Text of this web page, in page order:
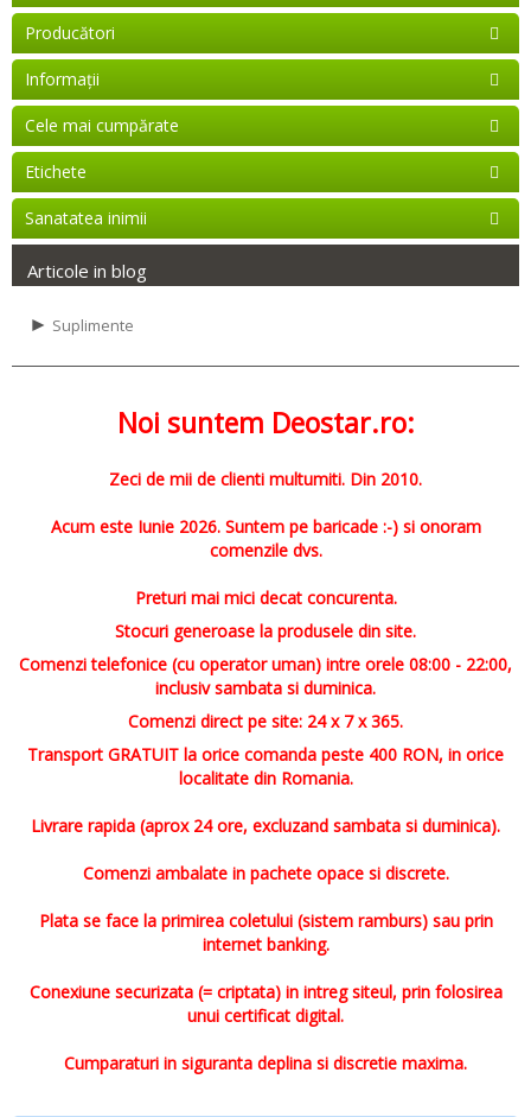
Producători
Informaţii
Cele mai cumpărate
Etichete
Sanatatea inimii
Articole in blog
► Suplimente
Noi suntem Deostar.ro:
Zeci de mii de clienti multumiti. Din 2010.
Acum este Iunie 2026. Suntem pe baricade :-) si onoram
comenzile dvs.
Preturi mai mici decat concurenta.
Stocuri generoase la produsele din site.
Comenzi telefonice (cu operator uman) intre orele 08:00 - 22:00,
inclusiv sambata si duminica.
Comenzi direct pe site: 24 x 7 x 365.
Transport GRATUIT la orice comanda peste 400 RON, in orice
localitate din Romania.
Livrare rapida (aprox 24 ore, excluzand sambata si duminica).
Comenzi ambalate in pachete opace si discrete.
Plata se face la primirea coletului (sistem ramburs) sau prin
internet banking.
Conexiune securizata (= criptata) in intreg siteul, prin folosirea
unui certificat digital.
Cumparaturi in siguranta deplina si discretie maxima.